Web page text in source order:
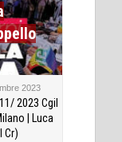
2023
2023 Cgil
| Luca
Cr)